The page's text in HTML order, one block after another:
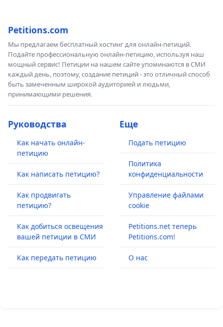
Petitions.com
Мы предлагаем бесплатный хостинг для онлайн-петиций.
Подайте профессиональную онлайн-петицию, используя наш
мощный сервис! Петиции на нашем сайте упоминаются в СМИ
каждый день, поэтому, создание петиций - это отличный способ
быть замеченным широкой аудиторией и людьми,
принимающими решения.
Руководства
Как начать онлайн-
петицию
Как написать петицию?
Как продвигать
петицию?
Как добиться освещения
вашей петиции в СМИ
Как передать петицию
Еще
Подать петицию
Политика
конфиденциальности
Управление файлами
cookie
Petitions.net теперь
Petitions.com!
О нас